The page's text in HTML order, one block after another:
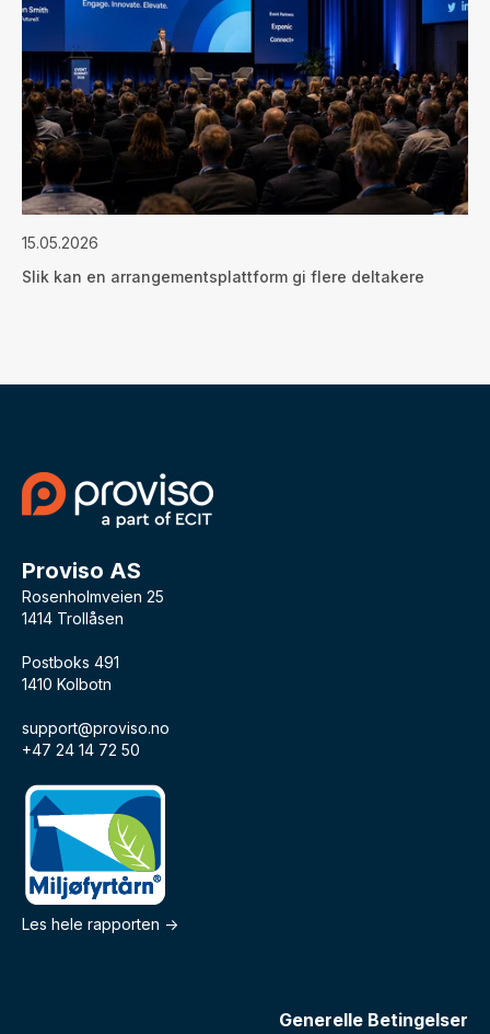
15.05.2026
Slik kan en arrangementsplattform gi flere deltakere
Proviso AS
Rosenholmveien 25
1414 Trollåsen
Postboks 491
1410 Kolbotn
support@proviso.no
+47 24 14 72 50
Les hele rapporten ->
Generelle Betingelser